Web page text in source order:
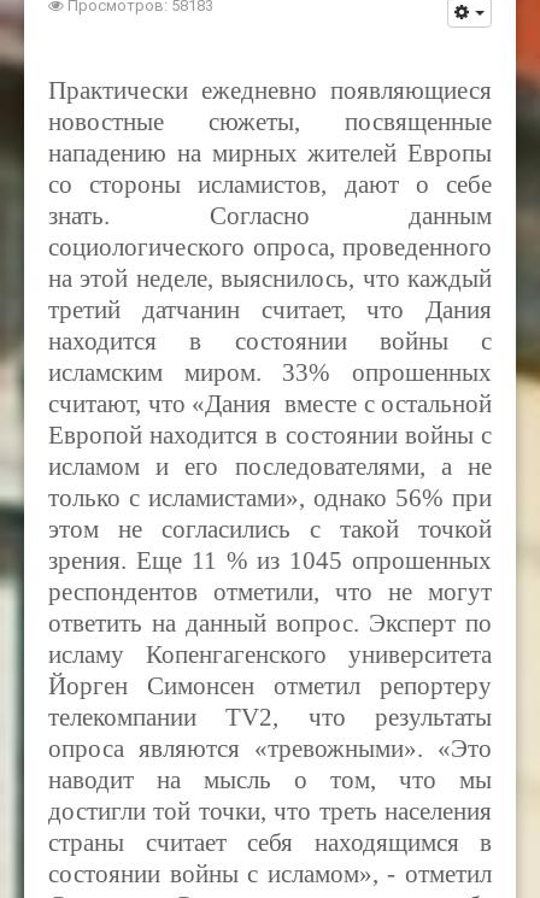
Просмотров: 58183
Практически ежедневно появляющиеся
новостные сюжеты, посвященные
нападению на мирных жителей Европы
со стороны исламистов, дают о себе
знать. Согласно данным
социологического опроса, проведенного
на этой неделе, выяснилось, что каждый
третий датчанин считает, что Дания
находится в состоянии войны с
исламским миром. 33%опрошенных
считают, что «Дания вместе с остальной
Европой находится в состоянии войны с
исламом и его последователями, а не
только с исламистами», однако 56% при
этом не согласились с такой точкой
зрения. Еще 11 %из 1045 опрошенных
респондентов отметили, что не могут
ответить на данный вопрос. Эксперт по
исламу Копенгагенского университета
Йорген Симонсен отметил репортеру
телекомпанииTV2, что результаты
опроса являются «тревожными». «Это
наводит на мысль о том, что мы
достигли той точки, что треть населения
страны считает себя находящимся в
состоянии войны с исламом», - отметил